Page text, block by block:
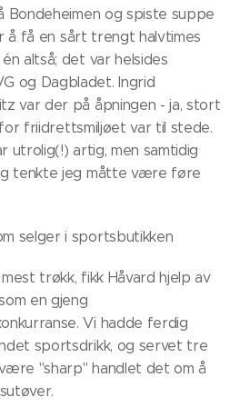
Bondeheimen og spiste suppe
å få en sårt trengt halvtimes
altså; det var helsides
og Dagbladet. Ingrid
var der på åpningen - ja, stort
friidrettsmiljøet var til stede.
utrolig(!) artig, men samtidig
tenkte jeg måtte være føre
selger i sportsbutikken
trøkk, fikk Håvard hjelp av
en gjeng
Vi hadde ferdig
sportsdrikk, og servet tre
"sharp" handlet det om å